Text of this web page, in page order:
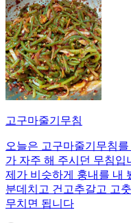
고구마줄기무침
오늘은 고구마줄기무침
가 자주 해 주시던 무침
제가 비슷하게 훙내를 내
분데치고 건고추갈고 고
무치면 됩니다